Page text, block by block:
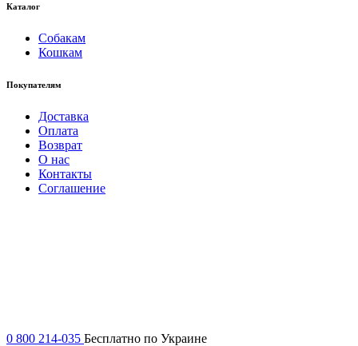
Каталог
Собакам
Кошкам
Покупателям
Доставка
Оплата
Возврат
О нас
Контакты
Соглашение
0 800 214-035 Бесплатно по Украине